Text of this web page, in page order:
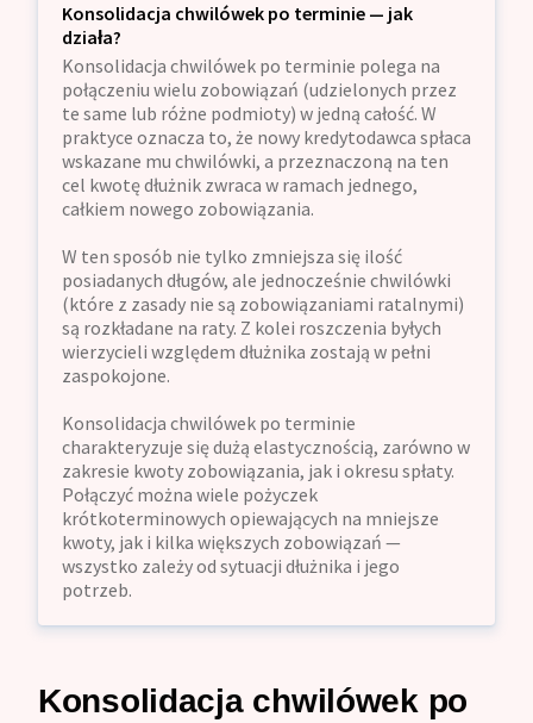
Konsolidacja chwilówek po terminie — jak
działa?
Konsolidacja chwilówek po terminie polega na
połączeniu wielu zobowiązań (udzielonych przez
te same lub różne podmioty) w jedną całość. W
praktyce oznacza to, że nowy kredytodawca spłaca
wskazane mu chwilówki, a przeznaczoną na ten
cel kwotę dłużnik zwraca w ramach jednego,
całkiem nowego zobowiązania.
W ten sposób nie tylko zmniejsza się ilość
posiadanych długów, ale jednocześnie chwilówki
(które z zasady nie są zobowiązaniami ratalnymi)
są rozkładane na raty. Z kolei roszczenia byłych
wierzycieli względem dłużnika zostają w pełni
zaspokojone.
Konsolidacja chwilówek po terminie
charakteryzuje się dużą elastycznością, zarówno w
zakresie kwoty zobowiązania, jak i okresu spłaty.
Połączyć można wiele pożyczek
krótkoterminowych opiewających na mniejsze
kwoty, jak i kilka większych zobowiązań —
wszystko zależy od sytuacji dłużnika i jego
potrzeb.
Konsolidacja chwilówek po